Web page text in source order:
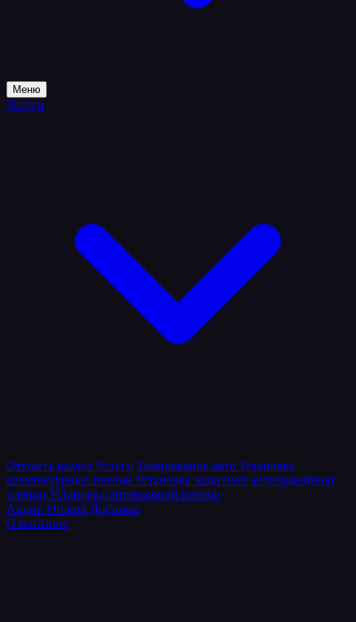
Меню
Услуги
Открыть раздел Услуги Тонирование авто Установка
архитектурных пленок Установка защитной антигравийной
пленки Установка интерьерной пленки
Акции Оплата Доставка
О магазине